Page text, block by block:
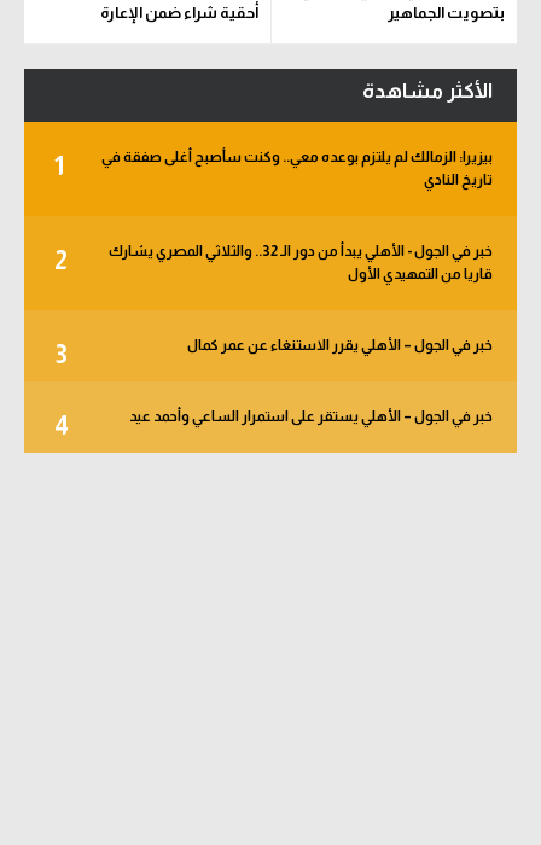
بتصويت الجماهير
أحقية شراء ضمن الإعارة
الأكثر مشاهدة
1
بيزيرا: الزمالك لم يلتزم بوعده معي.. وكنت سأصبح أغلى صفقة في
تاريخ النادي
2
خبر في الجول - الأهلي يبدأ من دور الـ 32.. والثلاثي المصري يشارك
قاريا من التمهيدي الأول
3 خبر في الجول – الأهلي يقرر الاستنغاء عن عمر كمال
4 خبر في الجول – الأهلي يستقر على استمرار الساعي وأحمد عيد